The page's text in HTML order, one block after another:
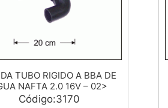
TUBO RIGIDO A BBA DE
NAFTA 2.0 16V – 02>
Código:3170